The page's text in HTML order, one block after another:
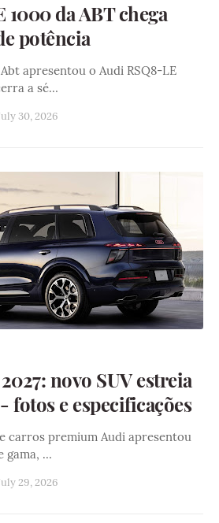
da ABT chega
potência
apresentou o Audi RSQ8-LE
a sé…
30, 2026
novo SUV estreia
fotos e especificações
carros premium Audi apresentou
gama, …
29, 2026